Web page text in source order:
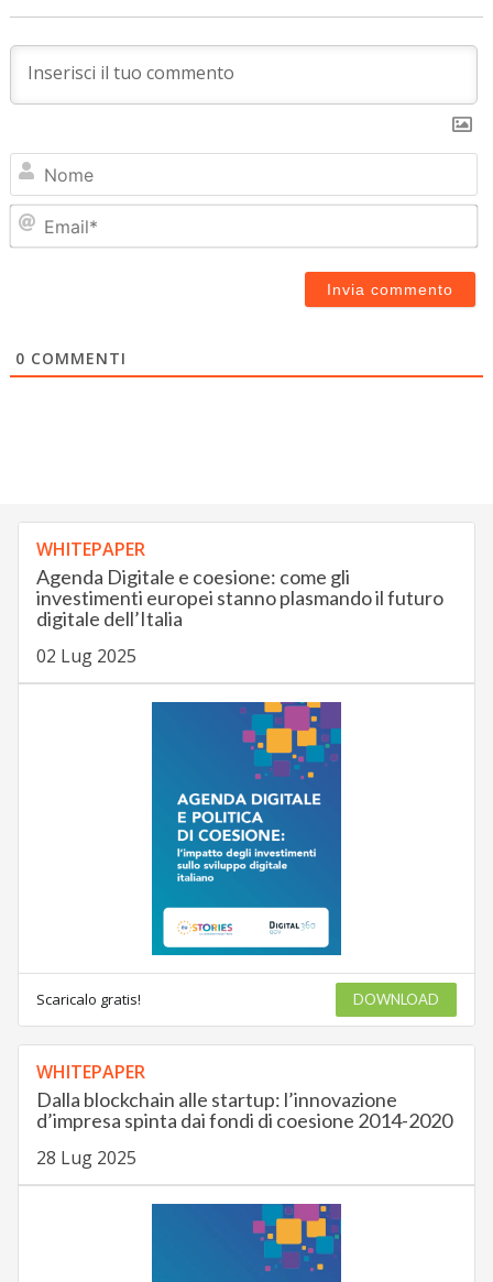
0 COMMENTI
WHITEPAPER
Agenda Digitale e coesione: come gli
investimenti europei stanno plasmando il futuro
digitale dell’Italia
02 Lug 2025
Scaricalo gratis! DOWNLOAD
WHITEPAPER
Dalla blockchain alle startup: l’innovazione
d’impresa spinta dai fondi di coesione 2014-2020
28 Lug 2025